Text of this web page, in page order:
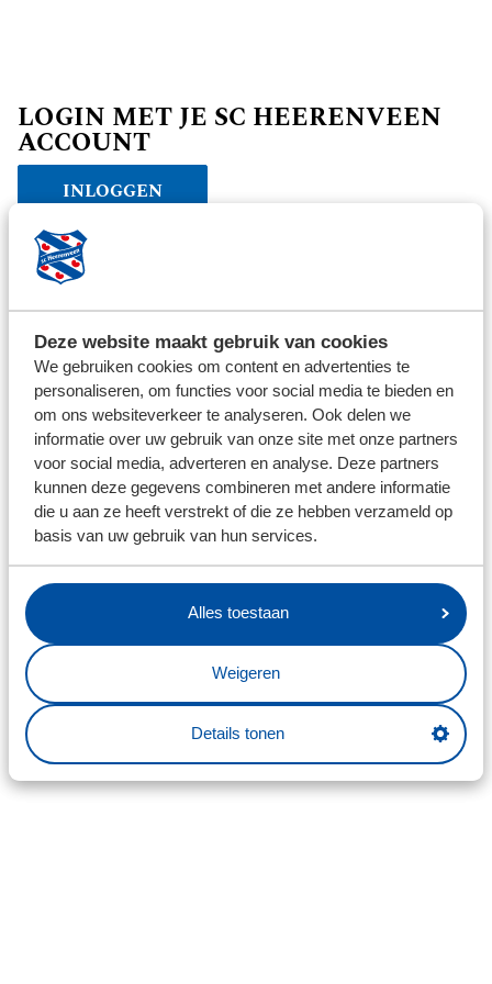
Deze website maakt gebruik van cookies
We gebruiken cookies om content en advertenties te
personaliseren, om functies voor social media te bieden en
om ons websiteverkeer te analyseren. Ook delen we
informatie over uw gebruik van onze site met onze partners
voor social media, adverteren en analyse. Deze partners
kunnen deze gegevens combineren met andere informatie
die u aan ze heeft verstrekt of die ze hebben verzameld op
basis van uw gebruik van hun services.
Alles toestaan
Weigeren
Details tonen
LOGIN MET JE SC HEERENVEEN
ACCOUNT
INLOGGEN
Verder winkelen